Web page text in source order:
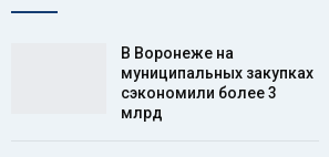
В Воронеже на
муниципальных закупках
сэкономили более 3
млрд